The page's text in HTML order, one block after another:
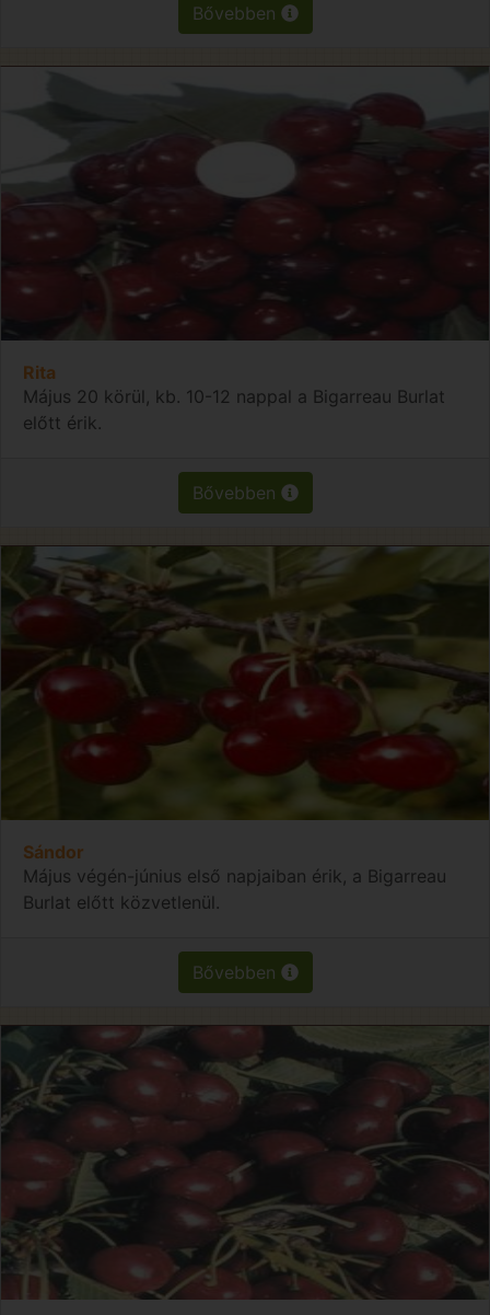
Bővebben
Rita
Május 20 körül, kb. 10-12 nappal a Bigarreau Burlat
előtt érik.
Bővebben
Sándor
Május végén-június első napjaiban érik, a Bigarreau
Burlat előtt közvetlenül.
Bővebben